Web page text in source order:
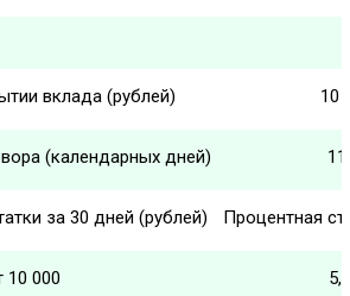
вклада (рублей) 10
(календарных дней)
за 30 дней (рублей) Процентная
10 000